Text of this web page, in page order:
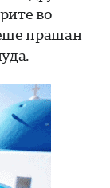
во
прашан